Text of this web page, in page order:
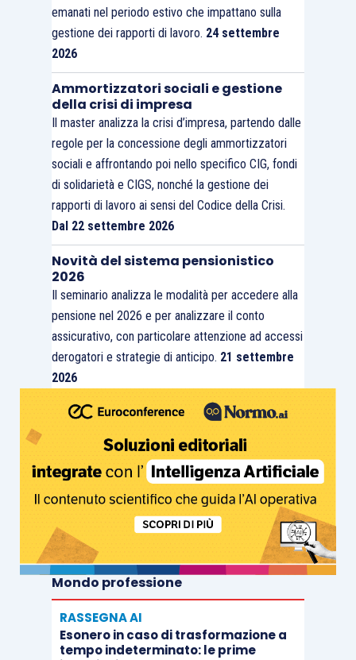
emanati nel periodo estivo che impattano sulla
gestione dei rapporti di lavoro. 24 settembre
2026
Ammortizzatori sociali e gestione
della crisi di impresa
Il master analizza la crisi d’impresa, partendo dalle
regole per la concessione degli ammortizzatori
sociali e affrontando poi nello specifico CIG, fondi
di solidarietà e CIGS, nonché la gestione dei
rapporti di lavoro ai sensi del Codice della Crisi.
Dal 22 settembre 2026
Novità del sistema pensionistico
2026
Il seminario analizza le modalità per accedere alla
pensione nel 2026 e per analizzare il conto
assicurativo, con particolare attenzione ad accessi
derogatori e strategie di anticipo. 21 settembre
2026
Mondo professione
RASSEGNA AI
Esonero in caso di trasformazione a
tempo indeterminato: le prime